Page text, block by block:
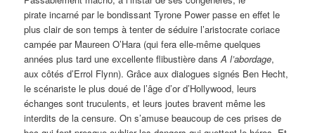
pirate incarné par le bondissant Tyrone Power passe en effet le
plus clair de son temps à tenter de séduire l’aristocrate coriace
campée par Maureen O’Hara (qui fera elle-même quelques
années plus tard une excellente flibustière dansA l’abordage,
aux côtés d’Errol Flynn). Grâce aux dialogues signés Ben Hecht,
le scénariste le plus doué de l’âge d’or d’Hollywood, leurs
échanges sont truculents, et leurs joutes bravent même les
interdits de la censure. On s’amuse beaucoup de ces prises de